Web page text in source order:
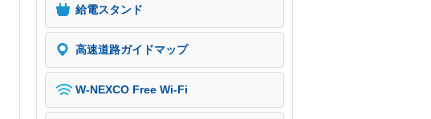
給電スタンド
高速道路ガイドマップ
W-NEXCO Free Wi-Fi